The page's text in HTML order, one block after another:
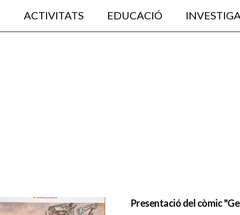
ACTIVITATS EDUCACIÓ
Presentació del còmic